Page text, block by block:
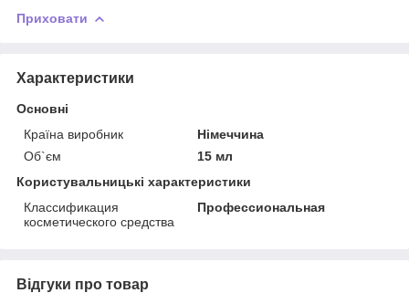
Приховати
Характеристики
Основні
Країна виробник
Німеччина
Об`єм
15 мл
Користувальницькі характеристики
Классификация
косметического средства
Профессиональная
Відгуки про товар